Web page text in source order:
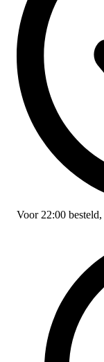
Voor 22:00 besteld,